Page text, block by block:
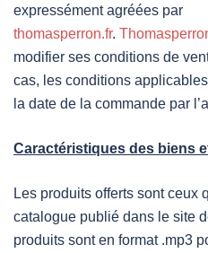
expressément agréées par
thomasperron.fr.
modifier ses conditions de
cas, les conditions
la date de la commande par
Caractéristiques des biens
Les produits offerts sont ceux
catalogue publié dans le site
produits sont en format .mp3